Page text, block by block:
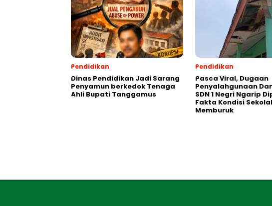
Pendidikan
Dinas Pendidikan Jadi Sarang
Penyamun berkedok Tenaga
Ahli Bupati Tanggamus
Pendidikan
Pasca Viral, Dugaan
Penyalahgunaan
SDN 1 Negri Ngarip
Fakta Kondisi
Memburuk